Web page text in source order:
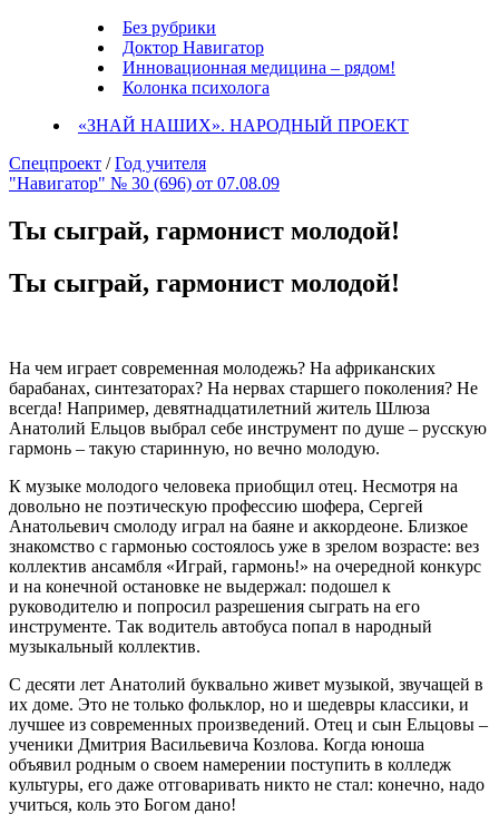
Без рубрики
Доктор Навигатор
Инновационная медицина – рядом!
Колонка психолога
«ЗНАЙ НАШИХ». НАРОДНЫЙ ПРОЕКТ
Спецпроект /Год учителя
"Навигатор" № 30 (696) от 07.08.09
Ты сыграй, гармонист молодой!
Ты сыграй, гармонист молодой!
На чем играет современная молодежь? На африканских
барабанах, синтезаторах? На нервах старшего поколения? Не
всегда! Например, девятнадцатилетний житель Шлюза
Анатолий Ельцов выбрал себе инструмент по душе – русскую
гармонь – такую старинную, но вечно молодую.
К музыке молодого человека приобщил отец. Несмотря на
довольно не поэтическую профессию шофера, Сергей
Анатольевич смолоду играл на баяне и аккордеоне. Близкое
знакомство с гармонью состоялось уже в зрелом возрасте: вез
коллектив ансамбля «Играй, гармонь!» на очередной конкурс
и на конечной остановке не выдержал: подошел к
руководителю и попросил разрешения сыграть на его
инструменте. Так водитель автобуса попал в народный
музыкальный коллектив.
С десяти лет Анатолий буквально живет музыкой, звучащей в
их доме. Это не только фольклор, но и шедевры классики, и
лучшее из современных произведений. Отец и сын Ельцовы –
ученики Дмитрия Васильевича Козлова. Когда юноша
объявил родным о своем намерении поступить в колледж
культуры, его даже отговаривать никто не стал: конечно, надо
учиться, коль это Богом дано!